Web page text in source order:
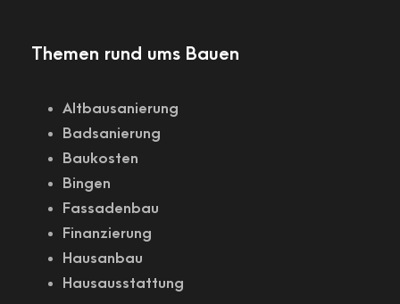
Themen rund ums Bauen
Altbausanierung
Badsanierung
Baukosten
Bingen
Fassadenbau
Finanzierung
Hausanbau
Hausausstattung